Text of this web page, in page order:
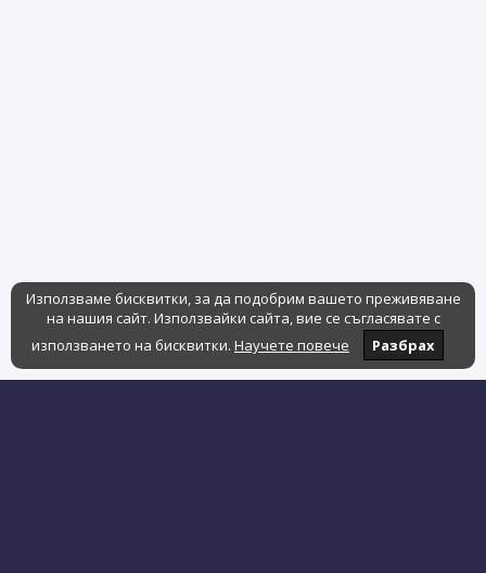
Използваме бисквитки, за да подобрим вашето преживяване
на нашия сайт. Използвайки сайта, вие се съгласявате с
използването на бисквитки. Научете повече Разбрах